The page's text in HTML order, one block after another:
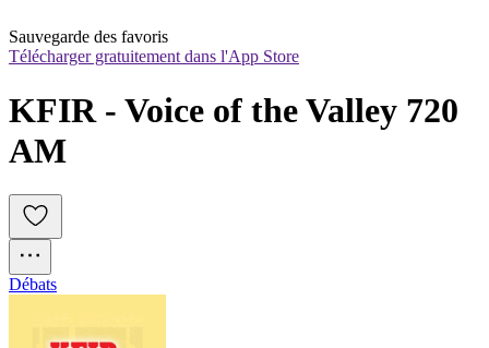
Sauvegarde des favoris
Télécharger gratuitement dans l'App Store
KFIR - Voice of the Valley 720
AM
Débats